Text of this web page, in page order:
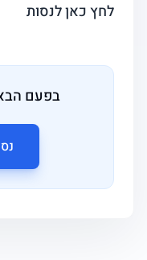
לחץ כאן לנסות
בפעם